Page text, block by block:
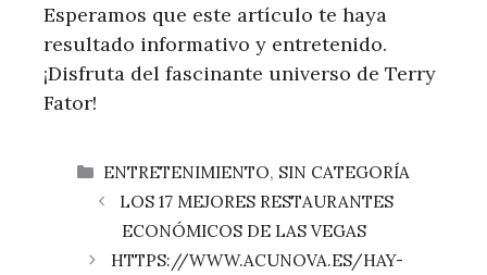
Esperamos que este artículo te ‍haya
resultado informativo y entretenido.
¡Disfruta del fascinante universo de Terry⁣
Fator!
CATEGORÍAS
ENTRETENIMIENTO, SIN CATEGORÍA
LOS 17 MEJORES RESTAURANTES
ECONÓMICOS DE LAS VEGAS
HTTPS://WWW.ACUNOVA.ES/HAY-